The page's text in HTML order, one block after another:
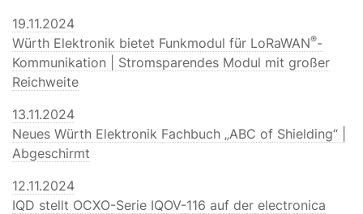
19.11.2024
Würth Elektronik bietet Funkmodul für LoRaWAN®-
Kommunikation | Stromsparendes Modul mit großer
Reichweite
13.11.2024
Neues Würth Elektronik Fachbuch „ABC of Shielding“ |
Abgeschirmt
12.11.2024
IQD stellt OCXO-Serie IQOV-116 auf der electronica